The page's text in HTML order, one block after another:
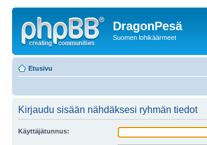
DragonPesä
Suomen lohikäärmeet
Etusivu
Kirjaudu sisään nähdäksesi ryhmän tiedot
Käyttäjätunnus: